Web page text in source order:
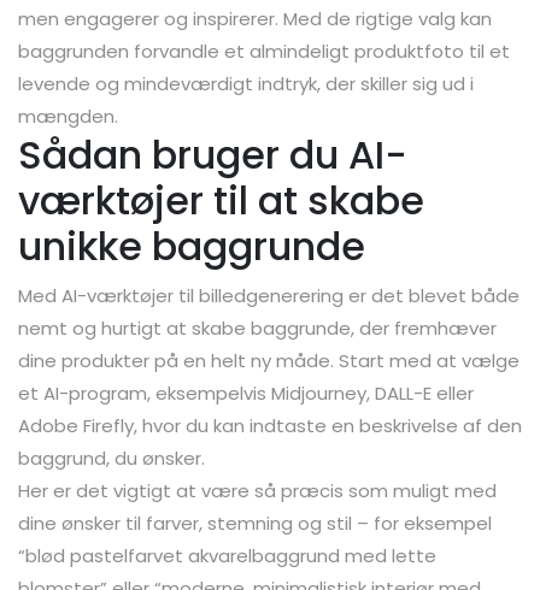
men engagerer og inspirerer. Med de rigtige valg kan
baggrunden forvandle et almindeligt produktfoto til et
levende og mindeværdigt indtryk, der skiller sig ud i
mængden.
Sådan bruger du AI-
værktøjer til at skabe
unikke baggrunde
Med AI-værktøjer til billedgenerering er det blevet både
nemt og hurtigt at skabe baggrunde, der fremhæver
dine produkter på en helt ny måde. Start med at vælge
et AI-program, eksempelvis Midjourney, DALL-E eller
Adobe Firefly, hvor du kan indtaste en beskrivelse af den
baggrund, du ønsker.
Her er det vigtigt at være så præcis som muligt med
dine ønsker til farver, stemning og stil – for eksempel
“blød pastelfarvet akvarelbaggrund med lette